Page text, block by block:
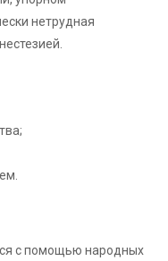
нетрудная
с помощью народных